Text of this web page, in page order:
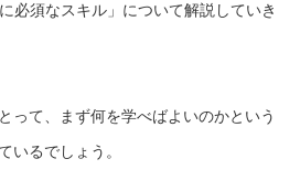
必須なスキル」について解説していき
って、まず何を学べばよいのかという
いるでしょう。